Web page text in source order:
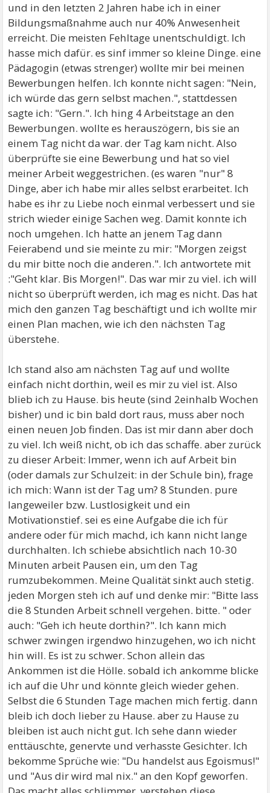
und in den letzten 2 Jahren habe ich in einer
Bildungsmaßnahme auch nur 40% Anwesenheit
erreicht. Die meisten Fehltage unentschuldigt. Ich
hasse mich dafür. es sinf immer so kleine Dinge. eine
Pädagogin (etwas strenger) wollte mir bei meinen
Bewerbungen helfen. Ich konnte nicht sagen: "Nein,
ich würde das gern selbst machen.", stattdessen
sagte ich: "Gern.". Ich hing 4 Arbeitstage an den
Bewerbungen. wollte es herauszögern, bis sie an
einem Tag nicht da war. der Tag kam nicht. Also
überprüfte sie eine Bewerbung und hat so viel
meiner Arbeit weggestrichen. (es waren "nur" 8
Dinge, aber ich habe mir alles selbst erarbeitet. Ich
habe es ihr zu Liebe noch einmal verbessert und sie
strich wieder einige Sachen weg. Damit konnte ich
noch umgehen. Ich hatte an jenem Tag dann
Feierabend und sie meinte zu mir: "Morgen zeigst
du mir bitte noch die anderen.". Ich antwortete mit
:"Geht klar. Bis Morgen!". Das war mir zu viel. ich will
nicht so überprüft werden, ich mag es nicht. Das hat
mich den ganzen Tag beschäftigt und ich wollte mir
einen Plan machen, wie ich den nächsten Tag
überstehe.
Ich stand also am nächsten Tag auf und wollte
einfach nicht dorthin, weil es mir zu viel ist. Also
blieb ich zu Hause. bis heute (sind 2einhalb Wochen
bisher) und ic bin bald dort raus, muss aber noch
einen neuen Job finden. Das ist mir dann aber doch
zu viel. Ich weiß nicht, ob ich das schaffe. aber zurück
zu dieser Arbeit: Immer, wenn ich auf Arbeit bin
(oder damals zur Schulzeit: in der Schule bin), frage
ich mich: Wann ist der Tag um? 8 Stunden. pure
langeweiler bzw. Lustlosigkeit und ein
Motivationstief. sei es eine Aufgabe die ich für
andere oder für mich machd, ich kann nicht lange
durchhalten. Ich schiebe absichtlich nach 10-30
Minuten arbeit Pausen ein, um den Tag
rumzubekommen. Meine Qualität sinkt auch stetig.
jeden Morgen steh ich auf und denke mir: "Bitte lass
die 8 Stunden Arbeit schnell vergehen. bitte. " oder
auch: "Geh ich heute dorthin?". Ich kann mich
schwer zwingen irgendwo hinzugehen, wo ich nicht
hin will. Es ist zu schwer. Schon allein das
Ankommen ist die Hölle. sobald ich ankomme blicke
ich auf die Uhr und könnte gleich wieder gehen.
Selbst die 6 Stunden Tage machen mich fertig. dann
bleib ich doch lieber zu Hause. aber zu Hause zu
bleiben ist auch nicht gut. Ich sehe dann wieder
enttäuschte, genervte und verhasste Gesichter. Ich
bekomme Sprüche wie: "Du handelst aus Egoismus!"
und "Aus dir wird mal nix." an den Kopf geworfen.